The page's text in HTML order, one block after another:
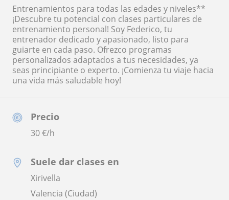
Precio
30€/h
Suele dar clases en
Xirivella
Valencia (Ciudad)
Entrenamientos para todas las edades y niveles**
¡Descubre tu potencial con clases particulares de
entrenamiento personal! Soy Federico, tu
entrenador dedicado y apasionado, listo para
guiarte en cada paso. Ofrezco programas
personalizados adaptados a tus necesidades, ya
seas principiante o experto. ¡Comienza tu viaje hacia
una vida más saludable hoy!